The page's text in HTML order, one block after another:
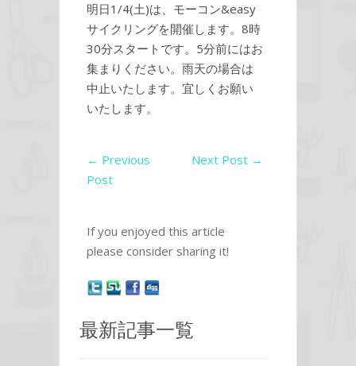
明日1/4(土)は、モーコン&easy
サイクリングを開催します。8時
30分スタートです。5分前にはお
集まりください。雨天の場合は
中止いたします。宜しくお願い
いたします。
← Previous
Post
Next Post →
If you enjoyed this article
please consider sharing it!
最新記事一覧